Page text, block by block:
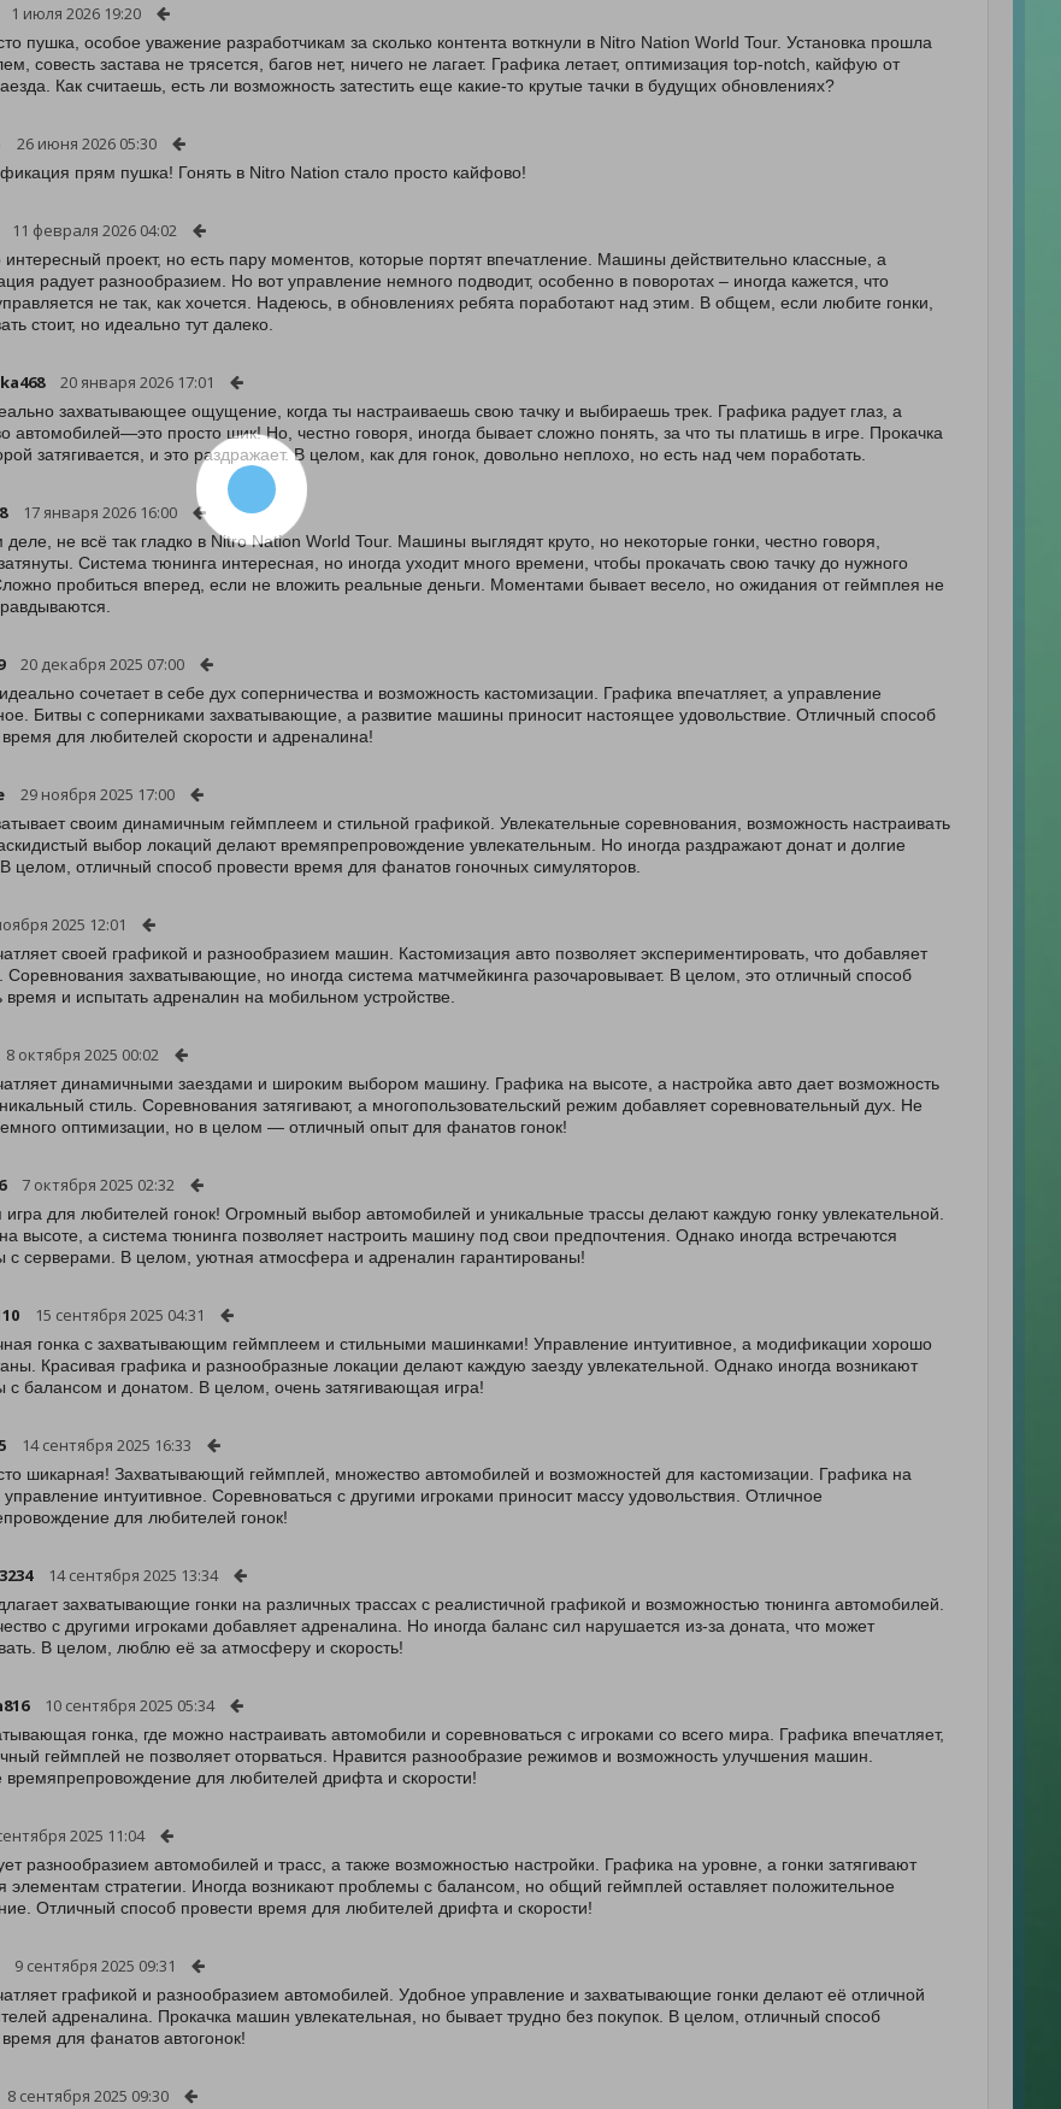
1 июля 2026 19:20
пушка, особое уважение разработчикам за сколько контента воткнули в Nitro Nation World Tour. Установка прошла
совесть застава не трясется, багов нет, ничего не лагает. Графика летает, оптимизация top-notch, кайфую от
Как считаешь, есть ли возможность затестить еще какие-то крутые тачки в будущих обновлениях?
26 июня 2026 05:30
прям пушка! Гонять в Nitro Nation стало просто кайфово!
11 февраля 2026 04:02
интересный проект, но есть пару моментов, которые портят впечатление. Машины действительно классные, а
радует разнообразием. Но вот управление немного подводит, особенно в поворотах – иногда кажется, что
не так, как хочется. Надеюсь, в обновлениях ребята поработают над этим. В общем, если любите гонки,
стоит, но идеально тут далеко.
20 января 2026 17:01
захватывающее ощущение, когда ты настраиваешь свою тачку и выбираешь трек. Графика радует глаз, а
автомобилей—это просто шик! Но, честно говоря, иногда бывает сложно понять, за что ты платишь в игре. Прокачка
затягивается, и это раздражает. В целом, как для гонок, довольно неплохо, но есть над чем поработать.
17 января 2026 16:00
не всё так гладко в Nitro Nation World Tour. Машины выглядят круто, но некоторые гонки, честно говоря,
Система тюнинга интересная, но иногда уходит много времени, чтобы прокачать свою тачку до нужного
пробиться вперед, если не вложить реальные деньги. Моментами бывает весело, но ожидания от геймплея не
20 декабря 2025 07:00
сочетает в себе дух соперничества и возможность кастомизации. Графика впечатляет, а управление
Битвы с соперниками захватывающие, а развитие машины приносит настоящее удовольствие. Отличный способ
время для любителей скорости и адреналина!
29 ноября 2025 17:00
своим динамичным геймплеем и стильной графикой. Увлекательные соревнования, возможность настраивать
выбор локаций делают времяпрепровождение увлекательным. Но иногда раздражают донат и долгие
В целом, отличный способ провести время для фанатов гоночных симуляторов.
2025 12:01
своей графикой и разнообразием машин. Кастомизация авто позволяет экспериментировать, что добавляет
Соревнования захватывающие, но иногда система матчмейкинга разочаровывает. В целом, это отличный способ
время и испытать адреналин на мобильном устройстве.
8 октября 2025 00:02
динамичными заездами и широким выбором машину. Графика на высоте, а настройка авто дает возможность
стиль. Соревнования затягивают, а многопользовательский режим добавляет соревновательный дух. Не
оптимизации, но в целом — отличный опыт для фанатов гонок!
7 октября 2025 02:32
игра для любителей гонок! Огромный выбор автомобилей и уникальные трассы делают каждую гонку увлекательной.
высоте, а система тюнинга позволяет настроить машину под свои предпочтения. Однако иногда встречаются
с серверами. В целом, уютная атмосфера и адреналин гарантированы!
15 сентября 2025 04:31
гонка с захватывающим геймплеем и стильными машинками! Управление интуитивное, а модификации хорошо
Красивая графика и разнообразные локации делают каждую заезду увлекательной. Однако иногда возникают
с балансом и донатом. В целом, очень затягивающая игра!
14 сентября 2025 16:33
шикарная! Захватывающий геймплей, множество автомобилей и возможностей для кастомизации. Графика на
управление интуитивное. Соревноваться с другими игроками приносит массу удовольствия. Отличное
для любителей гонок!
14 сентября 2025 13:34
захватывающие гонки на различных трассах с реалистичной графикой и возможностью тюнинга автомобилей.
с другими игроками добавляет адреналина. Но иногда баланс сил нарушается из-за доната, что может
В целом, люблю её за атмосферу и скорость!
10 сентября 2025 05:34
гонка, где можно настраивать автомобили и соревноваться с игроками со всего мира. Графика впечатляет,
геймплей не позволяет оторваться. Нравится разнообразие режимов и возможность улучшения машин.
времяпрепровождение для любителей дрифта и скорости!
2025 11:04
разнообразием автомобилей и трасс, а также возможностью настройки. Графика на уровне, а гонки затягивают
элементам стратегии. Иногда возникают проблемы с балансом, но общий геймплей оставляет положительное
Отличный способ провести время для любителей дрифта и скорости!
9 сентября 2025 09:31
графикой и разнообразием автомобилей. Удобное управление и захватывающие гонки делают её отличной
адреналина. Прокачка машин увлекательная, но бывает трудно без покупок. В целом, отличный способ
время для фанатов автогонок!
8 сентября 2025 09:30